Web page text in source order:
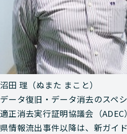
沼田 理（ぬまた まこと）
データ復旧・データ消去のスペ
適正消去実行証明協議会（
県情報流出事件以降は、新ガイ